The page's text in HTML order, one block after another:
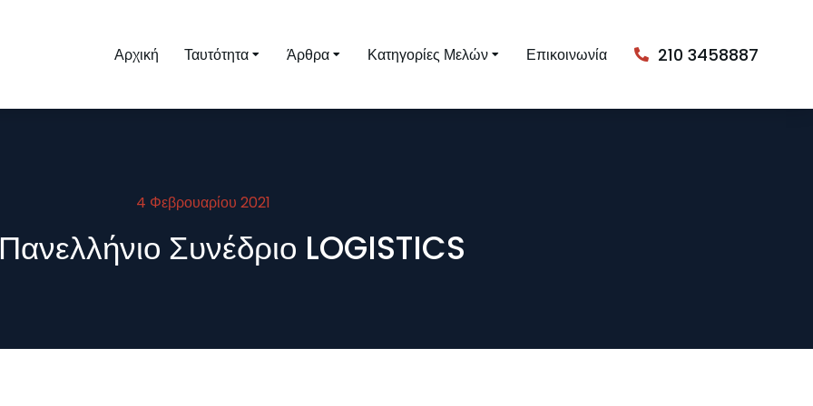
Αρχική Ταυτότητα Άρθρα Κατηγορίες Μελών Επικοινωνία 210 3458887
4 Φεβρουαρίου 2021
Συνέδριο LOGISTICS